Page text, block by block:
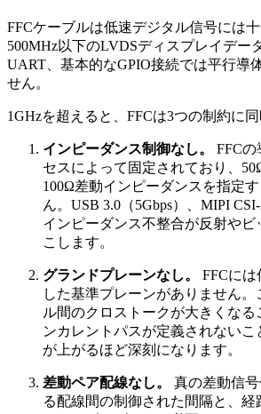
FFCケーブルは低速デジタル信号には
500MHz以下のLVDSディスプレイデー
UART、基本的なGPIO接続では平行導
せん。
1GHzを超えると、FFCは3つの制約に
インピーダンス制御なし。
FFCの
セスによって固定されており、
100Ω差動インピーダンスを指定
ん。USB 3.0（5Gbps）、MIPI
インピーダンス不整合が反射やビ
こします。
グランドプレーンなし。
FFCに
した基準プレーンがありません
ル間のクロストークが大きくな
ンカレントパスが定義されない
が上がるほど深刻になります。
差動ペア配線なし。
真の差動信
る配線間の制御された間隔と、